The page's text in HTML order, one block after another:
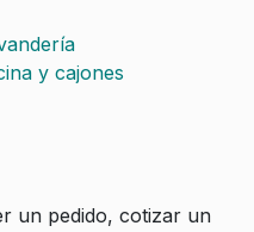
y cajones
un pedido, cotizar un